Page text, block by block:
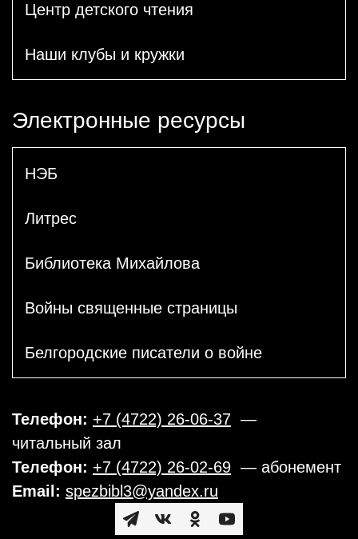
Центр детского чтения
Наши клубы и кружки
Электронные ресурсы
НЭБ
Литрес
Библиотека Михайлова
Войны священные страницы
Белгородские писатели о войне
Телефон: +7 (4722) 26-06-37 —
читальный зал
Телефон: +7 (4722) 26-02-69 — абонемент
Email: spezbibl3@yandex.ru